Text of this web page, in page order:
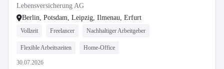
Lebensversicherung AG
Berlin, Potsdam, Leipzig, Ilmenau, Erfurt
Vollzeit Freelancer Nachhaltiger Arbeitgeber
Flexible Arbeitszeiten Home-Office
30.07.2026